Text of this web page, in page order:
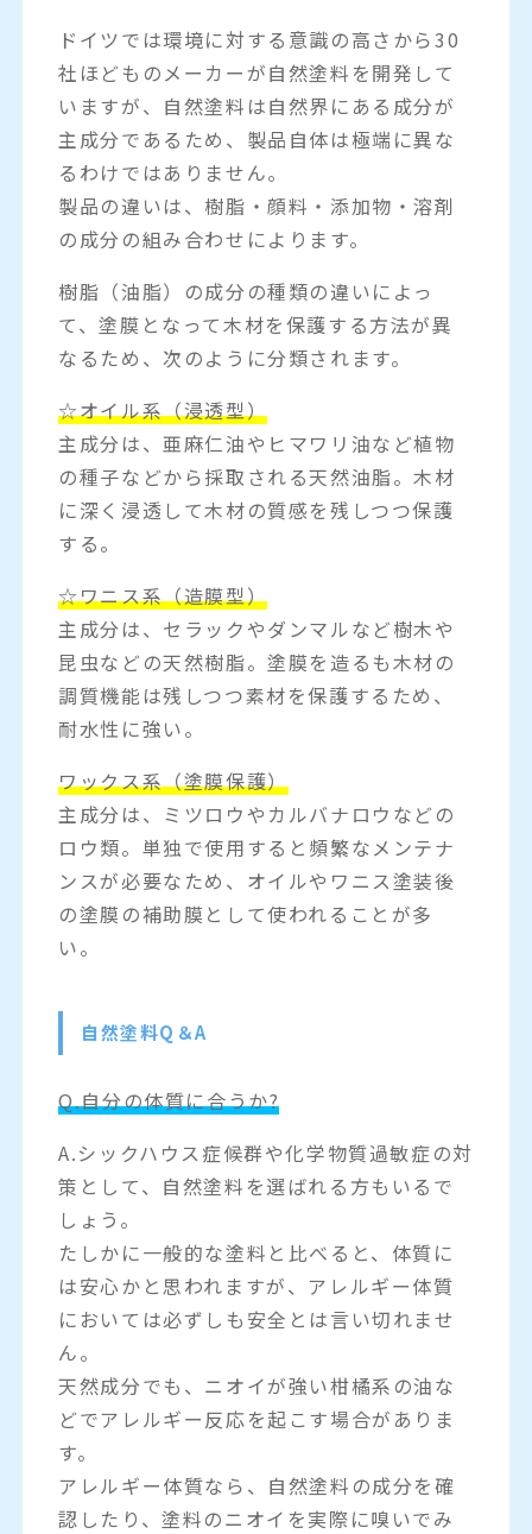
ドイツでは環境に対する意識の高さから30
社ほどものメーカーが自然塗料を開発して
いますが、自然塗料は自然界にある成分が
主成分であるため、製品自体は極端に異な
るわけではありません。
製品の違いは、樹脂・顔料・添加物・溶剤
の成分の組み合わせによります。
樹脂（油脂）の成分の種類の違いによっ
て、塗膜となって木材を保護する方法が異
なるため、次のように分類されます。
☆オイル系（浸透型）
主成分は、亜麻仁油やヒマワリ油など植物
の種子などから採取される天然油脂。木材
に深く浸透して木材の質感を残しつつ保護
する。
☆ワニス系（造膜型）
主成分は、セラックやダンマルなど樹木や
昆虫などの天然樹脂。塗膜を造るも木材の
調質機能は残しつつ素材を保護するため、
耐水性に強い。
ワックス系（塗膜保護）
主成分は、ミツロウやカルバナロウなどの
ロウ類。単独で使用すると頻繁なメンテナ
ンスが必要なため、オイルやワニス塗装後
の塗膜の補助膜として使われることが多
い。
自然塗料Q＆A
Q.自分の体質に合うか?
A.シックハウス症候群や化学物質過敏症の対
策として、自然塗料を選ばれる方もいるで
しょう。
たしかに一般的な塗料と比べると、体質に
は安心かと思われますが、アレルギー体質
においては必ずしも安全とは言い切れませ
ん。
天然成分でも、ニオイが強い柑橘系の油な
どでアレルギー反応を起こす場合がありま
す。
アレルギー体質なら、自然塗料の成分を確
認したり、塗料のニオイを実際に嗅いでみ